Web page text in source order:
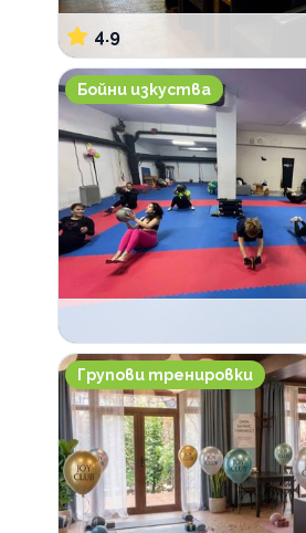
4.9
Assei Dojo
Бойни изкуства
Joy Club студио за пилатес
Групови тренировки